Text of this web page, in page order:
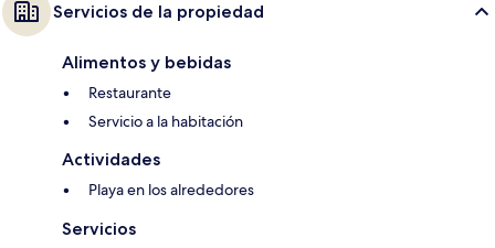
Servicios de la propiedad
Alimentos y bebidas
Restaurante
Servicio a la habitación
Actividades
Playa en los alrededores
Servicios